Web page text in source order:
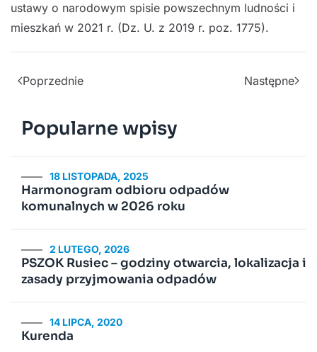
ustawy o narodowym spisie powszechnym ludności i
mieszkań w 2021 r. (Dz. U. z 2019 r. poz. 1775).
Poprzednie Następne
Popularne wpisy
18 LISTOPADA, 2025
Harmonogram odbioru odpadów
komunalnych w 2026 roku
2 LUTEGO, 2026
PSZOK Rusiec – godziny otwarcia, lokalizacja i
zasady przyjmowania odpadów
14 LIPCA, 2020
Kurenda